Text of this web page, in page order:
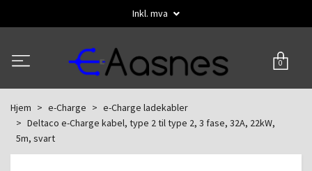
Inkl. mva
0
Hjem e-Charge
e-Charge ladekabler
Deltaco e-Charge kabel, type 2 til type 2, 3 fase, 32A, 22kW,
5m, svart